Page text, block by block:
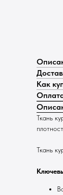
Как
Ткань
Ткань